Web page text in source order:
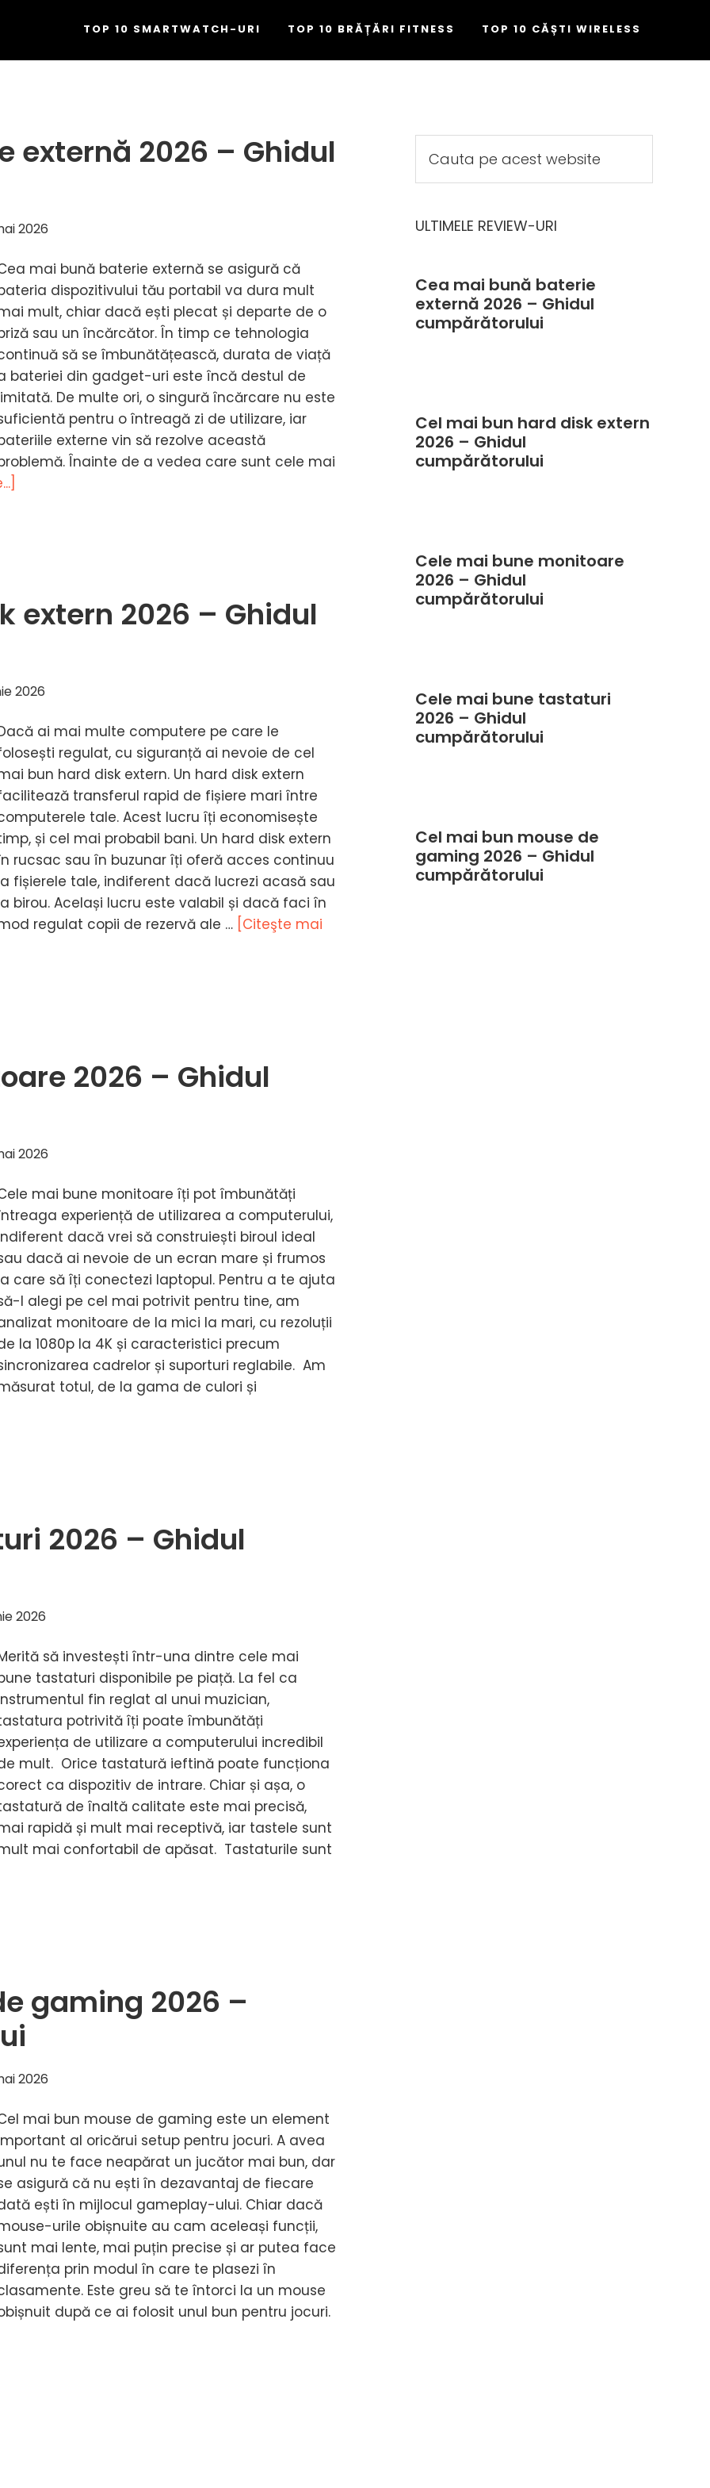
TOP 10 SMARTWATCH-URI TOP 10 BRĂȚĂRI FITNESS TOP 10 CĂȘTI WIRELESS
externă 2026 – Ghidul
2026
mai bună baterie externă se asigură că
dispozitivului tău portabil va dura mult
mult, chiar dacă ești plecat și departe de o
sau un încărcător. În timp ce tehnologia
să se îmbunătățească, durata de viață
bateriei din gadget-uri este încă destul de
De multe ori, o singură încărcare nu este
pentru o întreagă zi de utilizare, iar
externe vin să rezolve această
Înainte de a vedea care sunt cele mai
extern 2026 – Ghidul
2026
ai mai multe computere pe care le
regulat, cu siguranță ai nevoie de cel
bun hard disk extern. Un hard disk extern
transferul rapid de fișiere mari între
tale. Acest lucru îți economisește
și cel mai probabil bani. Un hard disk extern
rucsac sau în buzunar îți oferă acces continuu
fișierele tale, indiferent dacă lucrezi acasă sau
birou. Același lucru este valabil și dacă faci în
regulat copii de rezervă ale … [Citeşte mai
2026 – Ghidul
2026
mai bune monitoare îți pot îmbunătăți
experiență de utilizarea a computerului,
dacă vrei să construiești biroul ideal
dacă ai nevoie de un ecran mare și frumos
care să îți conectezi laptopul. Pentru a te ajuta
l alegi pe cel mai potrivit pentru tine, am
monitoare de la mici la mari, cu rezoluții
la 1080p la 4K și caracteristici precum
cadrelor și suporturi reglabile. Am
totul, de la gama de culori și
2026 – Ghidul
2026
să investești într-una dintre cele mai
tastaturi disponibile pe piață. La fel ca
fin reglat al unui muzician,
potrivită îți poate îmbunătăți
de utilizare a computerului incredibil
mult. Orice tastatură ieftină poate funcționa
ca dispozitiv de intrare. Chiar și așa, o
de înaltă calitate este mai precisă,
rapidă și mult mai receptivă, iar tastele sunt
mai confortabil de apăsat. Tastaturile sunt
gaming 2026 –
2026
mai bun mouse de gaming este un element
al oricărui setup pentru jocuri. A avea
nu te face neapărat un jucător mai bun, dar
asigură că nu ești în dezavantaj de fiecare
ești în mijlocul gameplay-ului. Chiar dacă
urile obișnuite au cam aceleași funcții,
mai lente, mai puțin precise și ar putea face
prin modul în care te plasezi în
Este greu să te întorci la un mouse
după ce ai folosit unul bun pentru jocuri.
pe
acest
ULTIMELE REVIEW-URI
Cea mai bună baterie
externă 2026 – Ghidul
cumpărătorului
Cel mai bun hard disk extern
2026 – Ghidul
cumpărătorului
Cele mai bune monitoare
2026 – Ghidul
cumpărătorului
Cele mai bune tastaturi
2026 – Ghidul
cumpărătorului
Cel mai bun mouse de
gaming 2026 – Ghidul
cumpărătorului